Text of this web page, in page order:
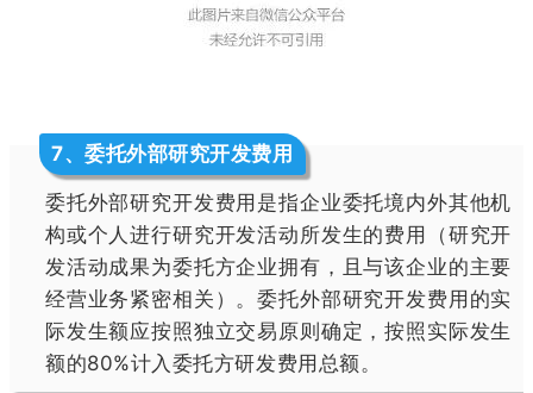
7、委托外部研究开发费用
委托外部研究开发费用是指企业委托境内外其他机
构或个人进行研究开发活动所发生的费用（研究开
发活动成果为委托方企业拥有，且与该企业的主要
经营业务紧密相关）。委托外部研究开发费用的实
际发生额应按照独立交易原则确定，按照实际发生
额的80%计入委托方研发费用总额。